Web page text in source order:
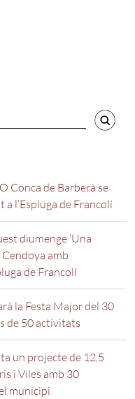
Conca de Barberà se
a l’Espluga de Francolí
diumenge ‘Una
amb
de Francolí
la Festa Major del 30
de 50 activitats
un projecte de 12,5
i Viles amb 30
municipi